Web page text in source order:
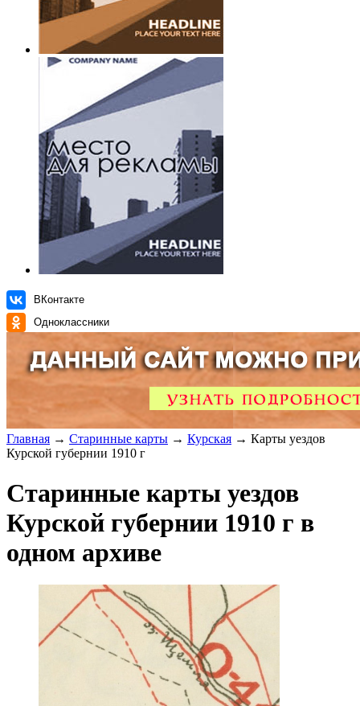
ВКонтакте
Одноклассники
Главная → Старинные карты → Курская → Карты уездов
Курской губернии 1910 г
Старинные карты уездов
Курской губернии 1910 г в
одном архиве